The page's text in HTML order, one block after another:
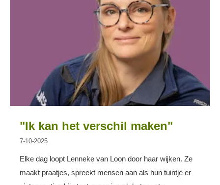
"Ik kan het verschil maken"
7-10-2025
Elke dag loopt Lenneke van Loon door haar wijken. Ze
maakt praatjes, spreekt mensen aan als hun tuintje er